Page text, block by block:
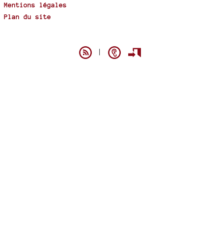
Mentions légales
Plan du site
|